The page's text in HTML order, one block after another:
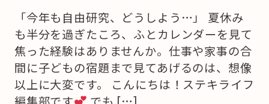
「今年も自由研究、どうしよう…」 夏休み
も半分を過ぎたころ、ふとカレンダーを見て
焦った経験はありませんか。仕事や家事の合
間に子どもの宿題まで見てあげるのは、想像
以上に大変です。 こんにちは！ステキライフ